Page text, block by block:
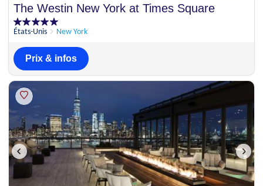
Excellent
19 appréciations
The Westin New York at Times Square
États-Unis New York
Prix & infos